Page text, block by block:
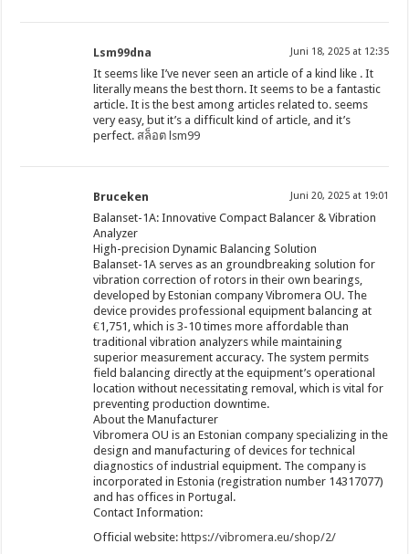
Lsm99dna Juni 18, 2025 at 12:35
It seems like I’ve never seen an article of a kind like . It
literally means the best thorn. It seems to be a fantastic
article. It is the best among articles related to. seems
very easy, but it’s a difficult kind of article, and it’s
perfect. สล็อต lsm99
Bruceken Juni 20, 2025 at 19:01
Balanset-1A: Innovative Compact Balancer & Vibration
Analyzer
High-precision Dynamic Balancing Solution
Balanset-1A serves as an groundbreaking solution for
vibration correction of rotors in their own bearings,
developed by Estonian company Vibromera OU. The
device provides professional equipment balancing at
€1,751, which is 3-10 times more affordable than
traditional vibration analyzers while maintaining
superior measurement accuracy. The system permits
field balancing directly at the equipment’s operational
location without necessitating removal, which is vital for
preventing production downtime.
About the Manufacturer
Vibromera OU is an Estonian company specializing in the
design and manufacturing of devices for technical
diagnostics of industrial equipment. The company is
incorporated in Estonia (registration number 14317077)
and has offices in Portugal.
Contact Information:
Official website: https://vibromera.eu/shop/2/